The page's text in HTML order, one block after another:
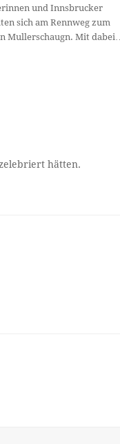
und Innsbrucker
sich am Rennweg zum
Mullerschaugn. Mit dabei…
hätten.